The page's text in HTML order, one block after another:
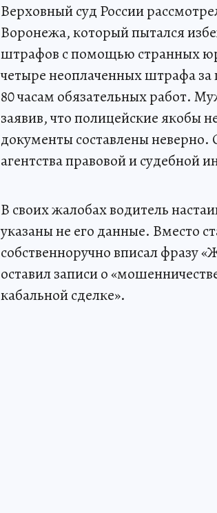
Верховный суд России
Воронежа, который пытался
штрафов с помощью странных
четыре неоплаченных штрафа
80 часам обязательных работ.
заявив, что полицейские якобы
документы составлены
агентства правовой и судебной
В своих жалобах водитель
указаны не его данные. Вместо
собственноручно вписал фразу
оставил записи о
кабальной сделке».